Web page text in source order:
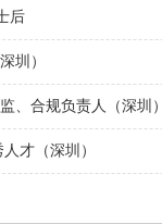
后
圳）
、合规负责人（深圳
才（深圳）